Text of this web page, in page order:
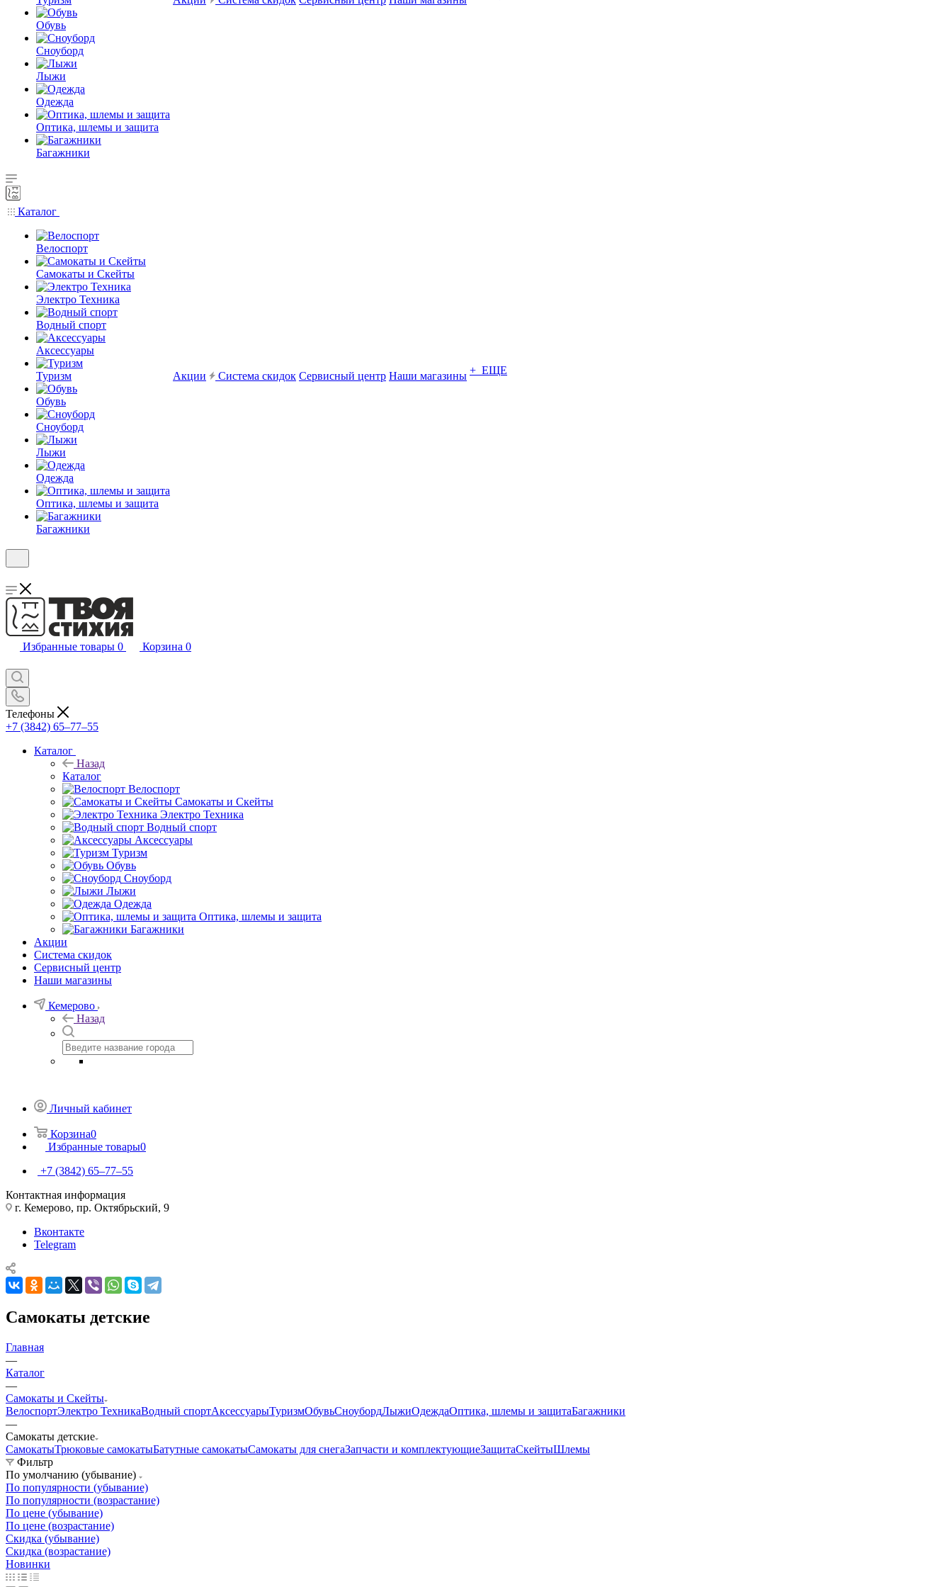
Обувь
Сноуборд
Лыжи
Одежда
Оптика, шлемы и защита
Багажники
Каталог
Велоспорт
Самокаты и Скейты
Электро Техника
Водный спорт
Аксессуары
Туризм
Обувь
Сноуборд
Лыжи
Одежда
Оптика, шлемы и защита
Багажники
Акции Система скидок Сервисный центр Наши магазины + ЕЩЕ
Избранные товары 0 Корзина 0
Телефоны
+7 (3842) 65–77–55
Каталог
Назад
Каталог
Велоспорт
Самокаты и Скейты
Электро Техника
Водный спорт
Аксессуары
Туризм
Обувь
Сноуборд
Лыжи
Одежда
Оптика, шлемы и защита
Багажники
Акции
Система скидок
Сервисный центр
Наши магазины
Кемерово
Назад
Личный кабинет
Корзина0
Избранные товары0
+7 (3842) 65–77–55
Контактная информация
г. Кемерово, пр. Октябрьский, 9
Вконтакте
Telegram
Самокаты детские
Главная
—
Каталог
—
Самокаты и Скейты
ВелоспортЭлектро ТехникаВодный спортАксессуарыТуризмОбувьСноубордЛыжиОдеждаОптика, шлемы и защитаБагажники
—
Самокаты детские
СамокатыТрюковые самокатыБатутные самокатыСамокаты для снегаЗапчасти и комплектующиеЗащитаСкейтыШлемы
Фильтр
По умолчанию (убывание)
По популярности (убывание)
По популярности (возрастание)
По цене (убывание)
По цене (возрастание)
Скидка (убывание)
Скидка (возрастание)
Новинки